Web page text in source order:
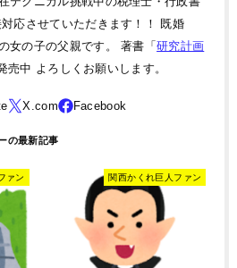
応させていただきます！！ 既婚
女の子の父親です。 著書「研究計画
売中 よろしくお願いします。
ァン 関西かくれ巨人ファン